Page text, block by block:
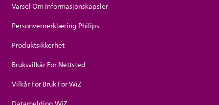
Varsel Om Informasjonskapsler
Personvernerklæring Philips
Produktsikkerhet
Bruksvilkår For Nettsted
Vilkår For Bruk For WiZ